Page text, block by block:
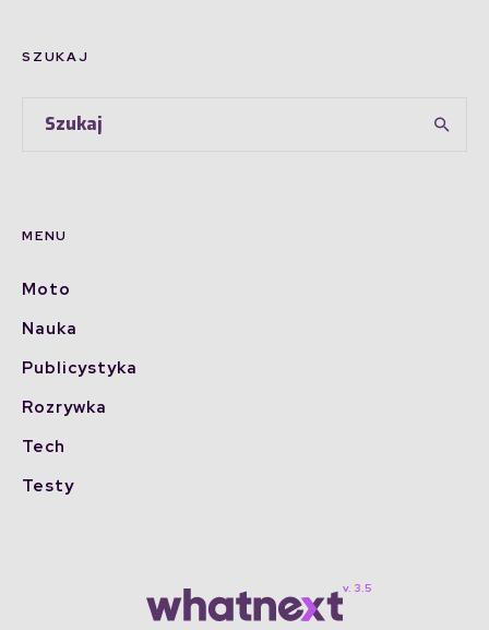
SZUKAJ
MENU
Moto
Nauka
Publicystyka
Rozrywka
Tech
Testy